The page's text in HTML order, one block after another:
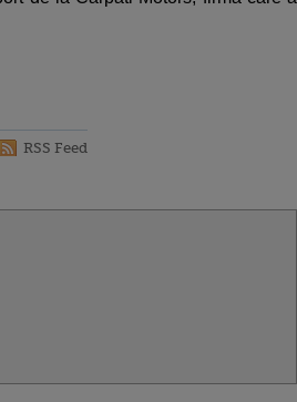
RSS Feed